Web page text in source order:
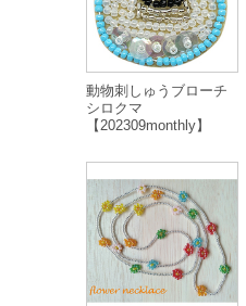
動物刺しゅうブローチ
シロクマ
【202309monthly】